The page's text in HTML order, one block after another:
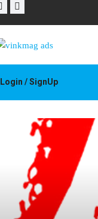
THAPELO EA BASOTHO
Login / SignUp